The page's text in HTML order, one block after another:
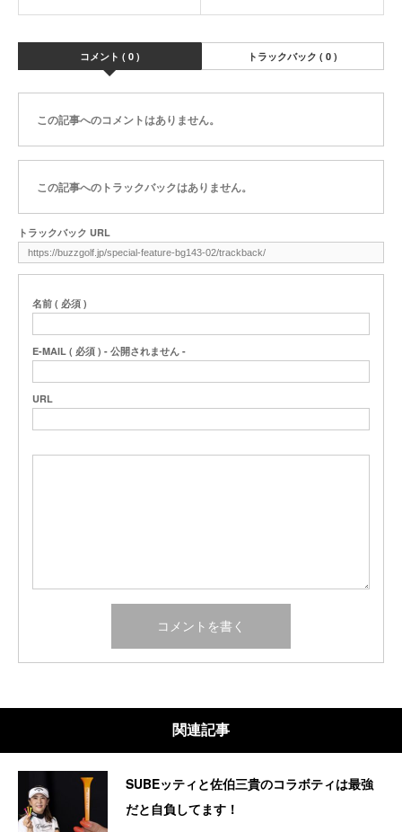
コメント ( 0 ) トラックバック ( 0 )
この記事へのコメントはありません。
この記事へのトラックバックはありません。
トラックバック URL
名前 ( 必須 )
E-MAIL ( 必須 ) - 公開されません -
URL
関連記事
SUBEッティと佐伯三貴のコラボティは最強
だと自負してます！